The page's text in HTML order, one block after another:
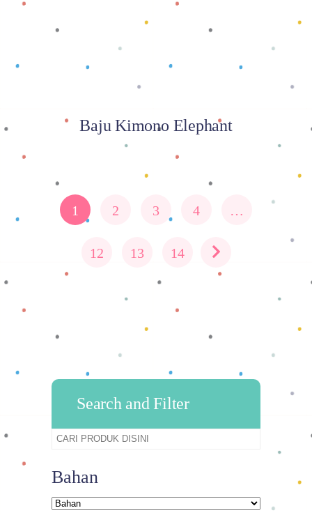
Baju Kimono Elephant
1 2 3 4 …
12 13 14
Search and Filter
Bahan